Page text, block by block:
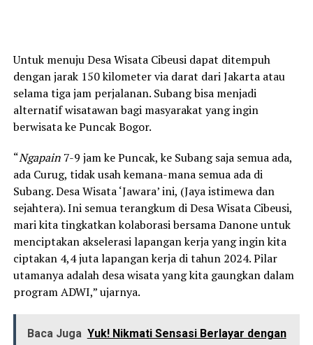
Untuk menuju Desa Wisata Cibeusi dapat ditempuh
dengan jarak 150 kilometer via darat dari Jakarta atau
selama tiga jam perjalanan. Subang bisa menjadi
alternatif wisatawan bagi masyarakat yang ingin
berwisata ke Puncak Bogor.
“Ngapain7-9 jam ke Puncak, ke Subang saja semua ada,
ada Curug, tidak usah kemana-mana semua ada di
Subang. Desa Wisata ‘Jawara’ ini, (Jaya istimewa dan
sejahtera). Ini semua terangkum di Desa Wisata Cibeusi,
mari kita tingkatkan kolaborasi bersama Danone untuk
menciptakan akselerasi lapangan kerja yang ingin kita
ciptakan 4,4 juta lapangan kerja di tahun 2024. Pilar
utamanya adalah desa wisata yang kita gaungkan dalam
program ADWI,” ujarnya.
Baca Juga Yuk! Nikmati Sensasi Berlayar dengan